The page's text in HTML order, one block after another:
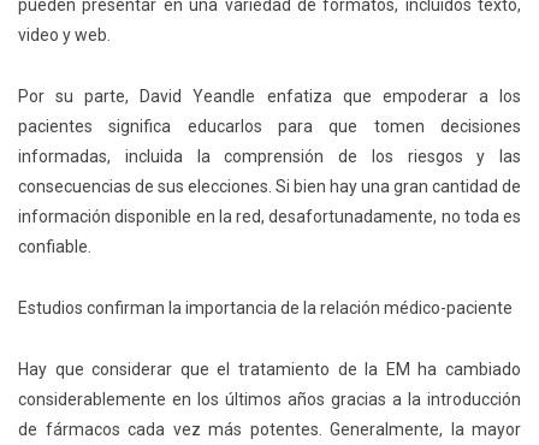
pueden presentar en una variedad de formatos, incluidos texto,
video y web.
Por su parte, David Yeandle enfatiza que empoderar a los
pacientes significa educarlos para que tomen decisiones
informadas, incluida la comprensión de los riesgos y las
consecuencias de sus elecciones. Si bien hay una gran cantidad de
información disponible en la red, desafortunadamente, no toda es
confiable.
Estudios confirman la importancia de la relación médico-paciente
Hay que considerar que el tratamiento de la EM ha cambiado
considerablemente en los últimos años gracias a la introducción
de fármacos cada vez más potentes. Generalmente, la mayor